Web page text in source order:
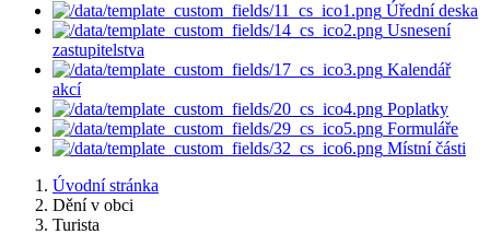
Úřední deska
Usnesení
zastupitelstva
Kalendář
akcí
Poplatky
Formuláře
Místní části
Úvodní stránka
Dění v obci
Turista